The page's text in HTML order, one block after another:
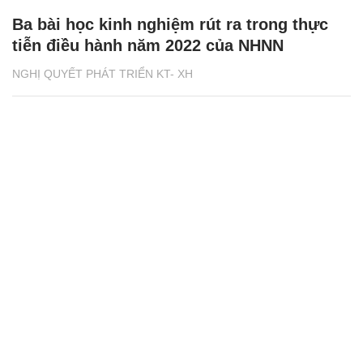
NGHỊ QUYẾT PHÁT TRIỂN KT- XH
Ba bài học kinh nghiệm rút ra trong thực
tiễn điều hành năm 2022 của NHNN